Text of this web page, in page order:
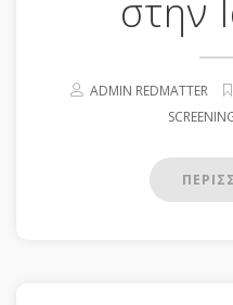
στην
ADMIN REDMATTER